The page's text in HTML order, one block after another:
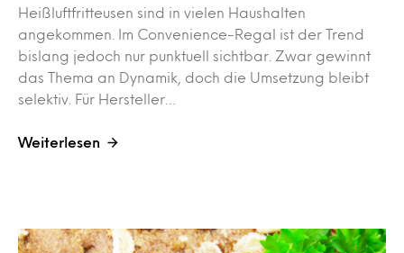
Heißluftfritteusen sind in vielen Haushalten
angekommen. Im Convenience-Regal ist der Trend
bislang jedoch nur punktuell sichtbar. Zwar gewinnt
das Thema an Dynamik, doch die Umsetzung bleibt
selektiv. Für Hersteller…
Weiterlesen